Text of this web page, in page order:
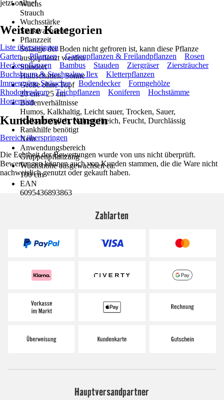
Wuchs
Strauch
Wuchsstärke
Starkwachsend
Pflanzzeit
Solange der Boden nicht gefroren ist, kann diese Pflanze
ausgepflanzt werden
Standort
Halbschatten, Sonne
Größe ohne Topf
20 cm - 25 cm
Bodenverhältnisse
Humos, Kalkhaltig, Leicht sauer, Trocken, Sauer,
Kalkverträglich, Nährstoffreich, Feucht, Durchlässig
Rankhilfe benötigt
Nein
Anwendungsbereich
Gruppenpflanzung
Wuchshöhe ausgewachsen ca.
100 cm
EAN
6095436893863
jetzt online!
Weitere Kategorien
Liste überspringen
Garten
Pflanzen Gartenpflanzen & Freilandpflanzen
Rosen
Heckenpflanzen
Bambus Stauden Ziergräser
Ziersträucher
Buchsbaum & Stechpalme Ilex
Kletterpflanzen
Immergrüne Sträucher
Bodendecker
Formgehölze
Rhododendron
Teichpflanzen Koniferen
Hochstämme
Hortensien
Kundenbewertungen
Bereich überspringen
Die Echtheit der Bewertungen wurde von uns nicht überprüft.
Bewertungen können auch von Kunden stammen, die die Ware nicht
nachweislich genutzt oder gekauft haben.
Zahlarten
Hauptversandpartner